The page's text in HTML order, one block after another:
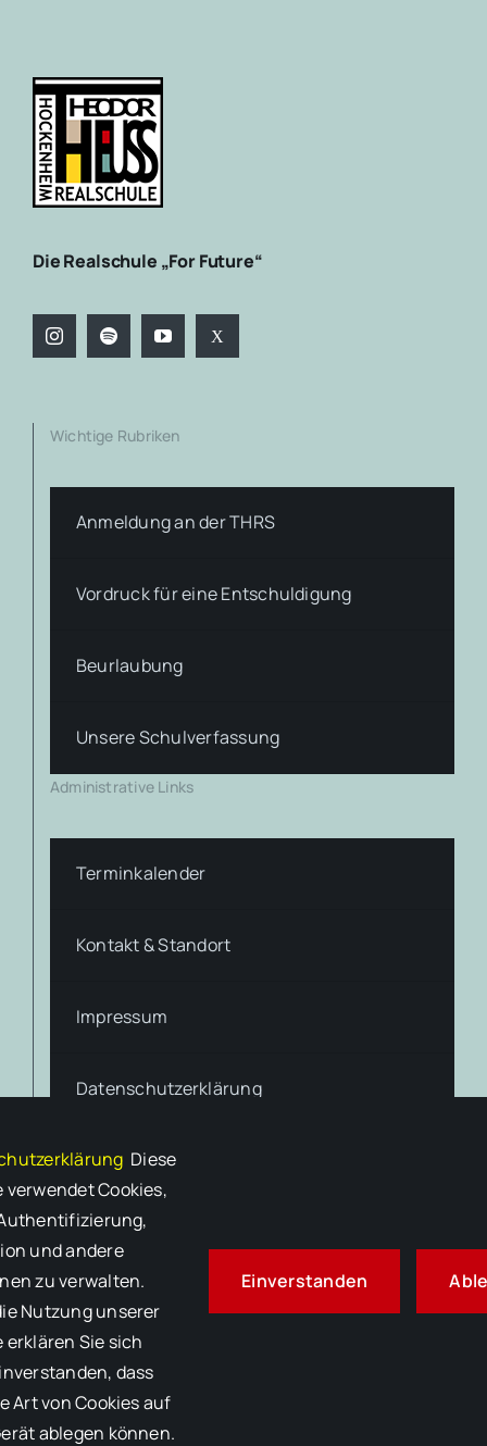
Die Realschule „For Future“
Wichtige Rubriken
Anmeldung an der THRS
Vordruck für eine Entschuldigung
Beurlaubung
Unsere Schulverfassung
Administrative Links
Terminkalender
Kontakt & Standort
Impressum
Datenschutzerklärung
Telefon06205 213 200
Fax06205 213 205
sekretariat@sv.thrs-hockenheim.de
Theodor-Heuss-Realschule
Diese
verwendet Cookies,
und andere
zu verwalten.
Nutzung unserer
erklären Sie sich
dass
Art von Cookies auf
ablegen können.
Einverstanden